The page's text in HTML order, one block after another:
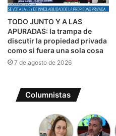
TODO JUNTO Y A LAS
APURADAS: la trampa de
discutir la propiedad privada
como si fuera una sola cosa
7 de agosto de 2026
Columnistas